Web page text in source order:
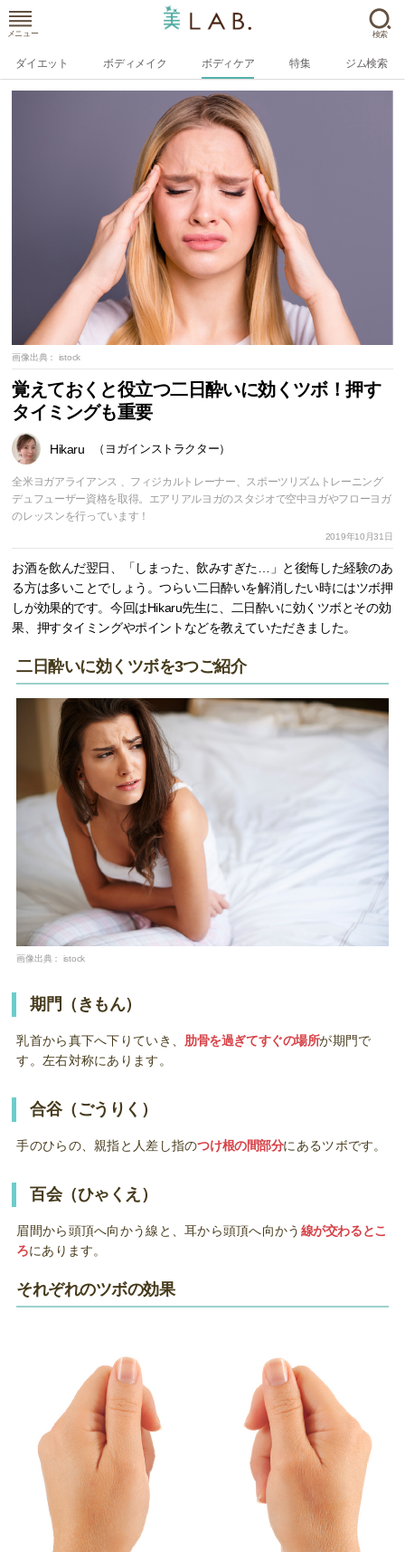
メニュー 検索
ダイエット ボディメイク ボディケア 特集 ジム検索
画像出典： istock
覚えておくと役立つ二日酔いに効くツボ！押す
タイミングも重要
Hikaru （ヨガインストラクター）
全米ヨガアライアンス 、フィジカルトレーナー、スポーツリズムトレーニング
デュフューザー資格を取得。エアリアルヨガのスタジオで空中ヨガやフローヨガ
のレッスンを行っています！
2019年10月31日
お酒を飲んだ翌日、「しまった、飲みすぎた…」と後悔した経験のあ
る方は多いことでしょう。つらい二日酔いを解消したい時にはツボ押
しが効果的です。今回はHikaru先生に、二日酔いに効くツボとその効
果、押すタイミングやポイントなどを教えていただきました。
二日酔いに効くツボを3つご紹介
画像出典： istock
期門（きもん）
乳首から真下へ下りていき、 肋骨を過ぎてすぐの場所が期門で
す。左右対称にあります。
合谷（ごうりく）
手のひらの、親指と人差し指のつけ根の間部分にあるツボです。
百会（ひゃくえ）
眉間から頭頂へ向かう線と、耳から頭頂へ向かう 線が交わるとこ
ろにあります。
それぞれのツボの効果